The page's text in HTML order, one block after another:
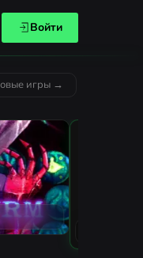
Войти
игры →